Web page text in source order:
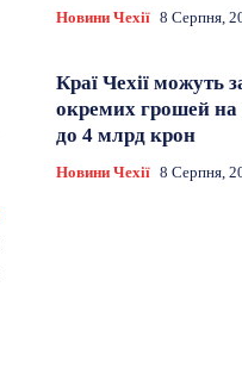
Новини Чехії 8 Серпня,
Краї Чехії можуть
окремих грошей на
до 4 млрд крон
Новини Чехії 8 Серпня,